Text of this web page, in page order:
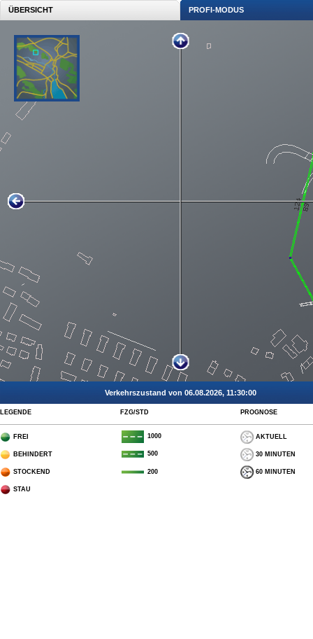
ÜBERSICHT PROFI-MODUS
Verkehrszustand von 06.08.2026, 11:30:00
LEGENDE FZG/STD PROGNOSE
FREI 1000 AKTUELL
BEHINDERT 500 30 MINUTEN
STOCKEND 200 60 MINUTEN
STAU